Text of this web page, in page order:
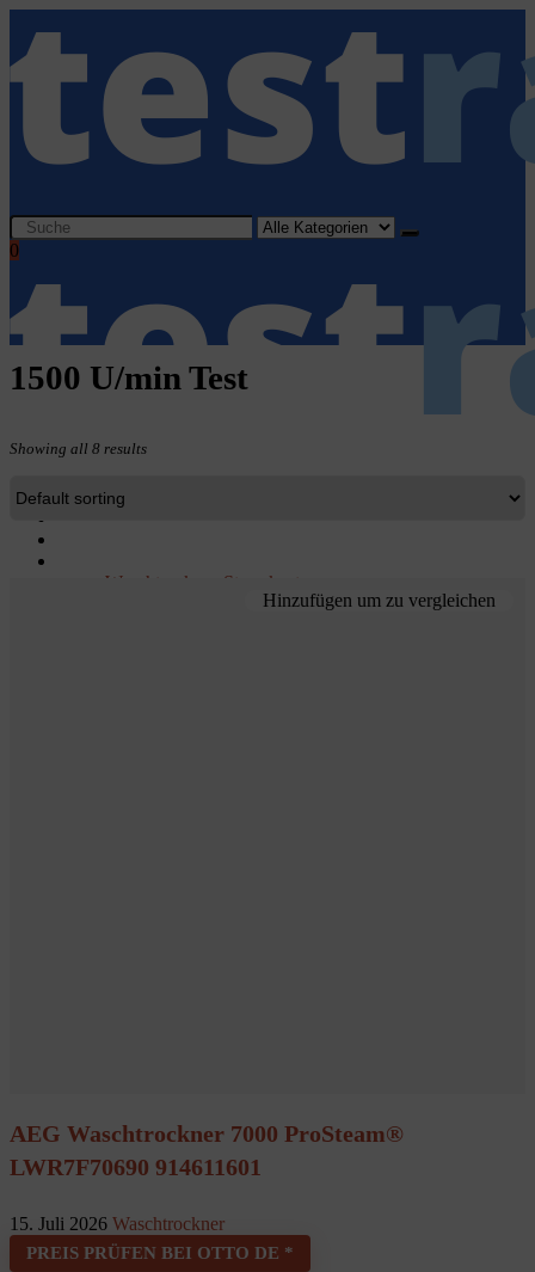
Search
for:
0
Home
Waschtrockner-Stromkosten
1500 U/min Test
Showing all 8 results
Hinzufügen um zu vergleichen
AEG Waschtrockner 7000 ProSteam®
LWR7F70690 914611601
15. Juli 2026 Waschtrockner
PREIS PRÜFEN BEI OTTO DE *